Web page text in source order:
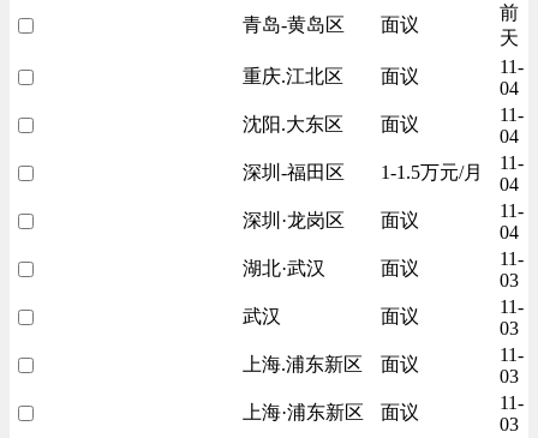
青岛-黄岛区 面议
前
天
重庆.江北区
面议
11-
04
沈阳.大东区
面议
11-
04
深圳-福田区
1-1.5万元/月
11-
04
深圳·龙岗区
面议
11-
04
湖北·武汉
面议
11-
03
武汉
面议
11-
03
上海.浦东新区
面议
11-
03
上海·浦东新区
面议
11-
03